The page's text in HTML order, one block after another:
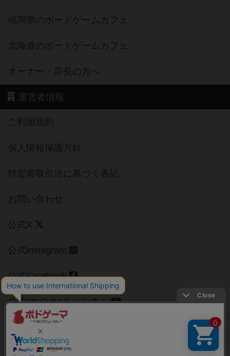
福岡県のボードゲームカフェ
北海道のボードゲームカフェ
オーナー・店長の方へ
運営者情報
ご利用規約
個人情報保護方針
特定商取引法に基づく表記
お問い合わせ
公式X
公式instagram
公式Facebook
公式YouTubeチャンネル